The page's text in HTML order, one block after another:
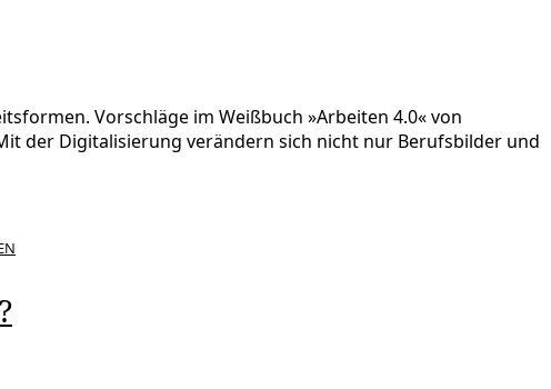
Vorschläge im Weißbuch »Arbeiten 4.0« von
der Digitalisierung verändern sich nicht nur Berufsbilder und